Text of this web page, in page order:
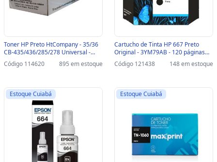
Toner HP Preto HtCompany - 35/36
CB-435/436/285/278 Universal -
P1005, 1505N, M1552N, M1552NF,
M1120, M1120N, P1102W, M1130,
Código 114620 895 em estoque
Cartucho de Tinta HP 667 Preto
Original - 3YM79AB - 120 páginas
para 1275, 2374, 2375, 2376, 2775,
2776, 6475, 6476 - 3YM79AB
Código 121438 148 em estoque
Estoque Cuiabá Estoque Cuiabá